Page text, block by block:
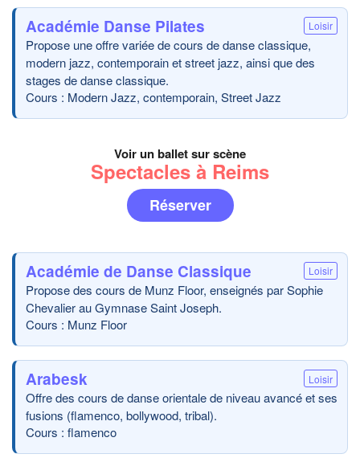
Académie Danse Pilates Loisir
Propose une offre variée de cours de danse classique,
modern jazz, contemporain et street jazz, ainsi que des
stages de danse classique.
Cours : Modern Jazz, contemporain, Street Jazz
Voir un ballet sur scène
Spectacles à Reims
Réserver
Académie de Danse Classique Loisir
Propose des cours de Munz Floor, enseignés par Sophie
Chevalier au Gymnase Saint Joseph.
Cours : Munz Floor
Arabesk Loisir
Offre des cours de danse orientale de niveau avancé et ses
fusions (flamenco, bollywood, tribal).
Cours : flamenco